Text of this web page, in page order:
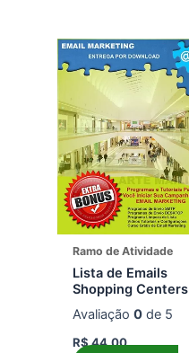
Ramo de Atividade
Lista de Emails
Shopping Centers
Avaliação0 de 5
R$44,00